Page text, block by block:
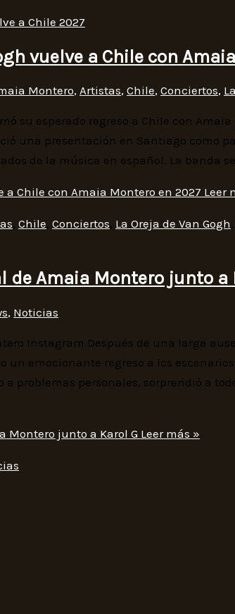
vuelve a Chile con
Montero, Artistas, Chile, Conciertos,
su esperado regreso a Chile con
una presentación en Santiago como
de la música en español. La banda
a Chile con Amaia Montero en 2027 Leer
, Chile, Conciertos, La Oreja de Van Gogh,
de Amaia Montero junto a
, Noticias
Instagram Después de una larga
un emocionante regreso a los
problemas personales, sorprendió a
Montero junto a Karol G Leer más »